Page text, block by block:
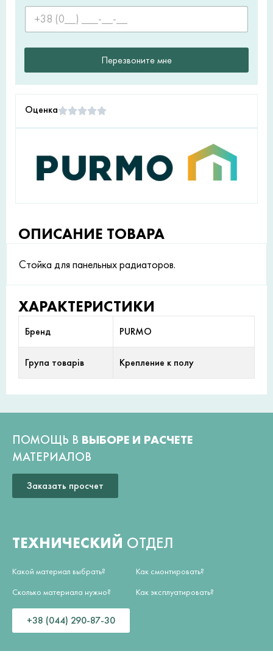
Перезвоните мне
Оценка
ОПИСАНИЕ ТОВАРА
Стойка для панельных радиаторов.
ХАРАКТЕРИСТИКИ
Бренд PURMO
Група товарів Крепление к полу
ПОМОЩЬ В ВЫБОРЕ И РАСЧЕТЕ
МАТЕРИАЛОВ
Заказать просчет
ТЕХНИЧЕСКИЙ ОТДЕЛ
Какой материал выбрать?
Сколько материала нужно?
Как смонтировать?
Как эксплуатировать?
+38 (044) 290-87-30